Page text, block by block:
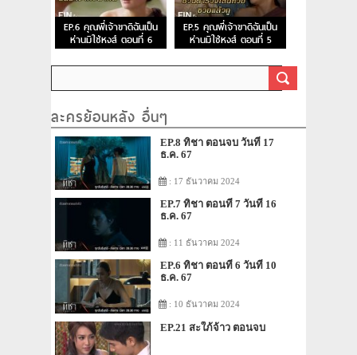
EP.6 คุณพี่เจ้าขาดิฉันเป็น
ห่านมิใช่หงส์ ตอนที่ 6
EP.5 คุณพี่เจ้าขาดิฉันเป็น
ห่านมิใช่หงส์ ตอนที่ 5
ละครย้อนหลัง อื่นๆ
EP.8 ทิชา ตอนจบ วันที่ 17
ธ.ค. 67
: 17 ธันวาคม 2024
EP.7 ทิชา ตอนที่ 7 วันที่ 16
ธ.ค. 67
: 11 ธันวาคม 2024
EP.6 ทิชา ตอนที่ 6 วันที่ 10
ธ.ค. 67
: 10 ธันวาคม 2024
EP.21 สะใภ้จ้าว ตอนจบ